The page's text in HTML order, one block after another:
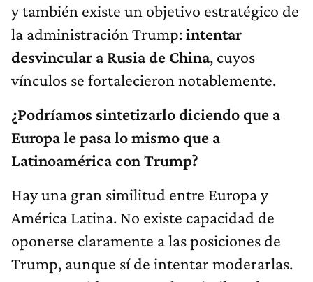
y también existe un objetivo estratégico de
la administración Trump:intentar
desvincular a Rusia de China, cuyos
vínculos se fortalecieron notablemente.
¿Podríamos sintetizarlo diciendo que a
Europa le pasa lo mismo que a
Latinoamérica con Trump?
Hay una gran similitud entre Europa y
América Latina. No existe capacidad de
oponerse claramente a las posiciones de
Trump, aunque sí de intentar moderarlas.